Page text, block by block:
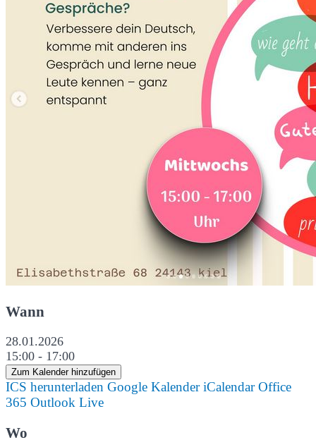
Wann
28.01.2026
15:00 - 17:00
Zum Kalender hinzufügen
ICS herunterladen Google Kalender iCalendar Office
365 Outlook Live
Wo